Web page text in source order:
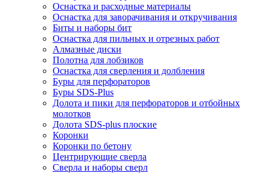
Оснастка и расходные материалы
Оснастка для заворачивания и откручивания
Биты и наборы бит
Оснастка для пильных и отрезных работ
Алмазные диски
Полотна для лобзиков
Оснастка для сверления и долбления
Буры для перфораторов
Буры SDS-Plus
Долота и пики для перфораторов и отбойных
молотков
Долота SDS-plus плоские
Коронки
Коронки по бетону
Центрирующие сверла
Сверла и наборы сверл